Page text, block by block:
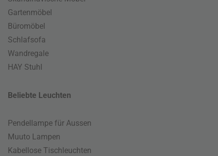
Gartenmöbel
Büromöbel
Schlafsofa
Wandregale
HAY Stuhl
Beliebte Leuchten
Pendellampe für Aussen
Muuto Lampen
Kabellose Tischleuchten